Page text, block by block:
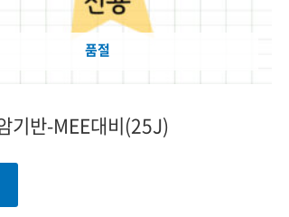
품절
기반-MEE대비(25J)